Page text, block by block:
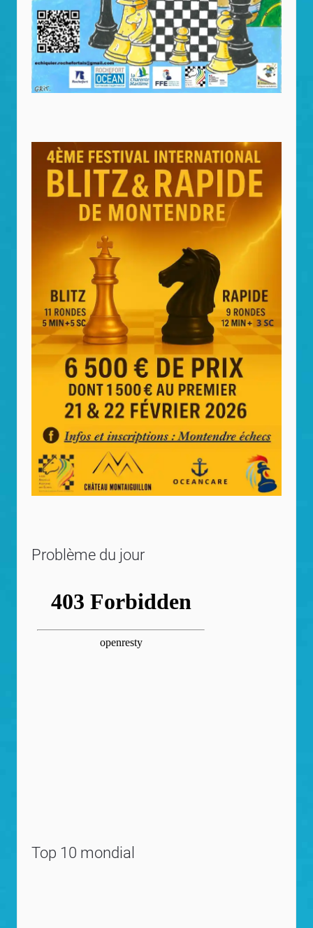
Problème du jour
Top 10 mondial